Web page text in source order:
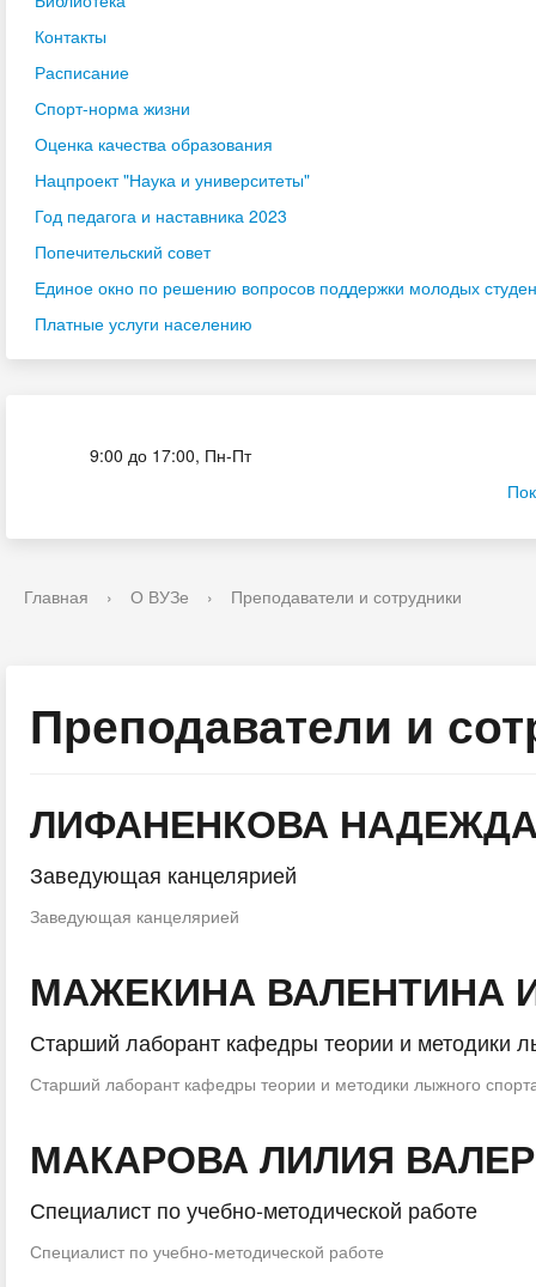
Контакты
Расписание
Спорт-норма жизни
Оценка качества образования
Нацпроект "Наука и университеты"
Год педагога и наставника 2023
Попечительский совет
Единое окно по решению вопросов поддержки молодых
Платные услуги населению
9:00 до 17:00, Пн-Пт
Главная › О ВУЗе › Преподаватели и сотрудники
Преподаватели и
ЛИФАНЕНКОВА
Заведующая канцелярией
Заведующая канцелярией
МАЖЕКИНА ВАЛЕНТИНА
Старший лаборант кафедры теории и методики
Старший лаборант кафедры теории и методики лыжного
МАКАРОВА ЛИЛИЯ
Специалист по учебно-методической работе
Специалист по учебно-методической работе